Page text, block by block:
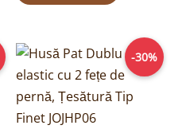
-30%
Prețul
inițial
a
fost:
99,00lei.
Prețul
curent
este:
69,00lei.